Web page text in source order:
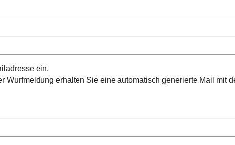
ein.
Wurfmeldung erhalten Sie eine automatisch generierte Mail mit